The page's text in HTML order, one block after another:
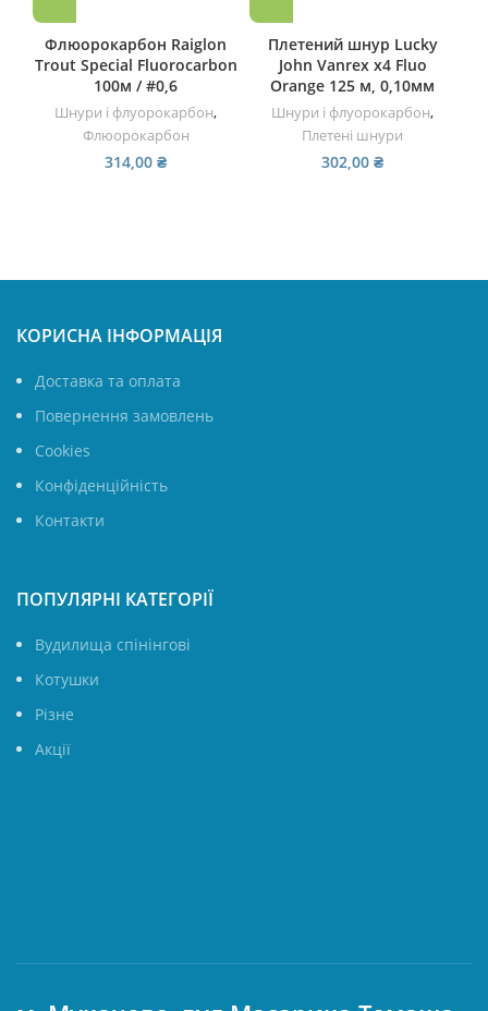
Флюорокарбон Raiglon
Trout Special Fluorocarbon
100м / #0,6
Шнури і флуорокарбон,
Флюорокарбон
314,00 ₴
Плетений шнур Lucky
John Vanrex х4 Fluo
Orange 125 м, 0,10мм
Шнури і флуорокарбон,
Плетені шнури
302,00 ₴
КОРИСНА ІНФОРМАЦІЯ
Доставка та оплата
Повернення замовлень
Cookies
Конфіденційність
Контакти
ПОПУЛЯРНІ КАТЕГОРІЇ
Вудилища спінінгові
Котушки
Різне
Акції